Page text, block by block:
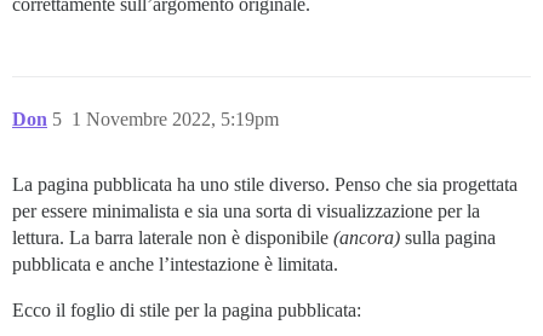
Don 1 Novembre 2022, 5:19pm
5
La pagina pubblicata ha uno stile diverso. Penso che sia progettata
per essere minimalista e sia una sorta di visualizzazione per la
lettura. La barra laterale non è disponibile (ancora) sulla pagina
pubblicata e anche l’intestazione è limitata.
Ecco il foglio di stile per la pagina pubblicata: